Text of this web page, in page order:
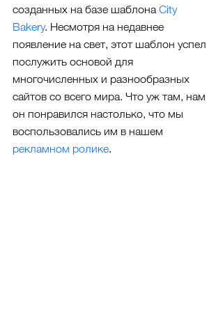
созданных на базе шаблона City
Bakery. Несмотря на недавнее
появление на свет, этот шаблон успел
послужить основой для
многочисленных и разнообразных
сайтов со всего мира. Что уж там, нам
он понравился настолько, что мы
воспользовались им в нашем
рекламном ролике.